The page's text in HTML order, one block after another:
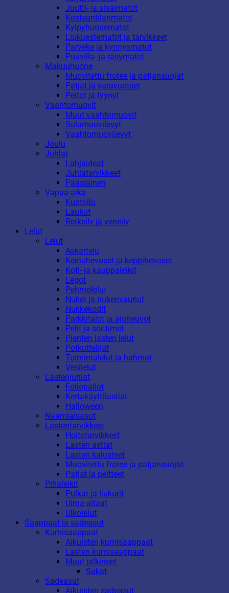
Juutti- ja sisalmatot
Kosteantilanmatot
Kylpyhuonematot
Liukuestematot ja tarvikkeet
Parveke ja kynnysmatot
Puuvilla- ja räsymatot
Makuuhuone
Muovitettu frotee ja patjansuojat
Patjat ja varavuoteet
Peitot ja tyynyt
Vaahtomuovit
Muut vaahtomuovit
Solumuovilevyt
Vaahtomuovilevyt
Joulu
Juhlat
Lahjaideat
Juhlatarvikkeet
Pääsiäinen
Vapaa-aika
Kuntoilu
Laukut
Retkeily ja veneily
Lelut
Lelut
Askartelu
Keinuhevoset ja keppihevoset
Koti- ja kauppaleikit
Legot
Pehmolelut
Nuket ja nukenvaunut
Nukkekodit
Parkkitalot ja ajoneuvot
Pelit ja soittimet
Pienten lasten lelut
Potkuttelijat
Toimintalelut ja hahmot
Vesilelut
Lastenjuhlat
Foliopallot
Kertakäyttöastiat
Halloween
Naamiaisasut
Lastentarvikkeet
Hoitotarvikkeet
Lasten astiat
Lasten kalusteet
Muovitettu frotee ja patjansuojat
Patjat ja peitteet
Pihaleikit
Pulkat ja liukurit
Uima-altaat
Ulkolelut
Saappaat ja sadeasut
Kumisaappaat
Aikuisten kumisaappaat
Lasten kumisaappaat
Muut jalkineet
Sukat
Sadeasut
Aikuisten sadeasut